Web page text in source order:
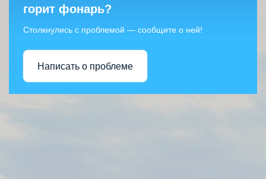
горит фонарь?
Столкнулись с проблемой — сообщите о ней!
Написать о проблеме